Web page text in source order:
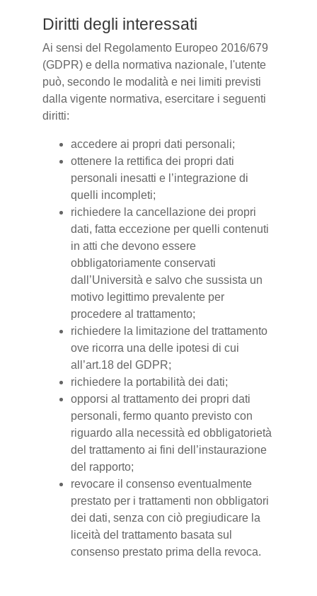
Diritti degli interessati
Ai sensi del Regolamento Europeo 2016/679
(GDPR) e della normativa nazionale, l'utente
può, secondo le modalità e nei limiti previsti
dalla vigente normativa, esercitare i seguenti
diritti:
accedere ai propri dati personali;
ottenere la rettifica dei propri dati
personali inesatti e l’integrazione di
quelli incompleti;
richiedere la cancellazione dei propri
dati, fatta eccezione per quelli contenuti
in atti che devono essere
obbligatoriamente conservati
dall’Università e salvo che sussista un
motivo legittimo prevalente per
procedere al trattamento;
richiedere la limitazione del trattamento
ove ricorra una delle ipotesi di cui
all’art.18 del GDPR;
richiedere la portabilità dei dati;
opporsi al trattamento dei propri dati
personali, fermo quanto previsto con
riguardo alla necessità ed obbligatorietà
del trattamento ai fini dell’instaurazione
del rapporto;
revocare il consenso eventualmente
prestato per i trattamenti non obbligatori
dei dati, senza con ciò pregiudicare la
liceità del trattamento basata sul
consenso prestato prima della revoca.